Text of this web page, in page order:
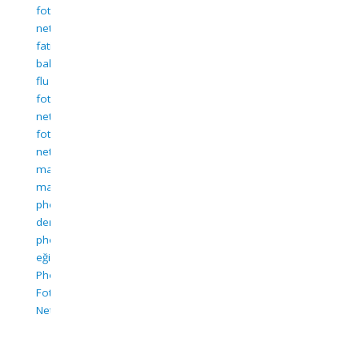
fotoğraf
netleştirme
fatih
bahçıvan
flu
fotoğraf
netleştirme
fotoğraf
netleştirme
manipulasyon
manipulation
photoshop
dersleri
photoshop
eğitim
Photoshop
Fotoğraf
Netleme